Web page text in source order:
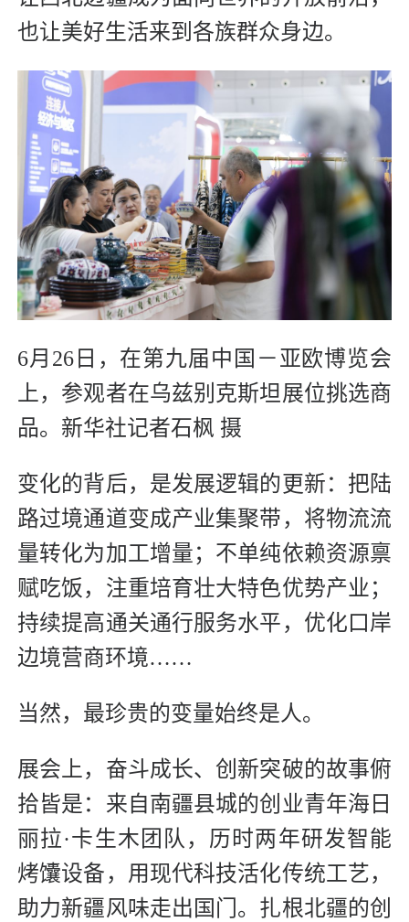
也让美好生活来到各族群众身边。
6月26日，在第九届中国－亚欧博览会
上，参观者在乌兹别克斯坦展位挑选商
品。新华社记者石枫 摄
变化的背后，是发展逻辑的更新：把陆
路过境通道变成产业集聚带，将物流流
量转化为加工增量；不单纯依赖资源禀
赋吃饭，注重培育壮大特色优势产业；
持续提高通关通行服务水平，优化口岸
边境营商环境……
当然，最珍贵的变量始终是人。
展会上，奋斗成长、创新突破的故事俯
拾皆是：来自南疆县城的创业青年海日
丽拉·卡生木团队，历时两年研发智能
烤馕设备，用现代科技活化传统工艺，
助力新疆风味走出国门。扎根北疆的创